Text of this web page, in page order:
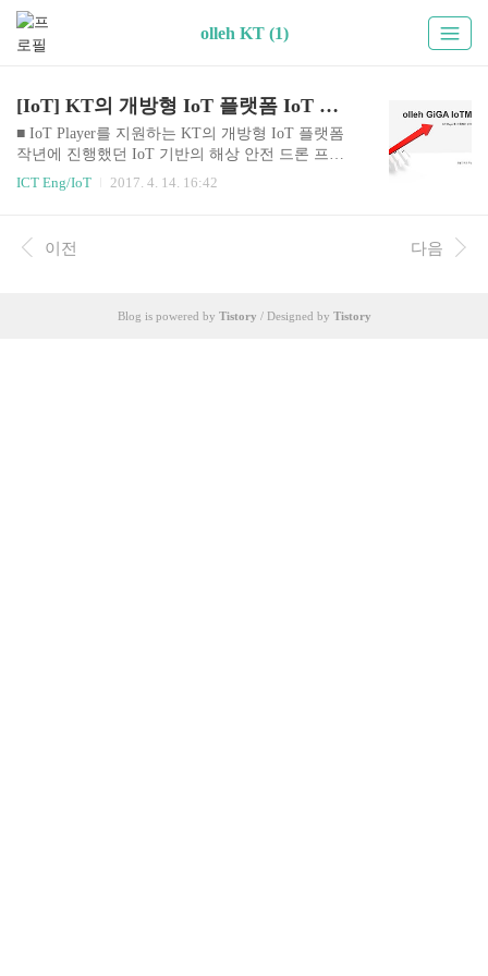
olleh KT (1)
[IoT] KT의 개방형 IoT 플랫폼 IoT Makers 소개
■ IoT Player를 지원하는 KT의 개방형 IoT 플랫폼
작년에 진행했던 IoT 기반의 해상 안전 드론 프로
젝트(SAFER)를 진행하면서 사용했던 KT사의 개
방형 IoT플랫폼에 대해서 설명하고자 한다. 팀원들
을 직접 학습하고 비교해 본 결과 KT의 IoT플랫폼
을 선정했으며, IoTMakers의 메인페이지에 가보면
플랫폼에 대해서 몰랐던 사용자를 위한 자세한 설
ICT Eng/IoT 2017. 4. 14. 16:42
이전 다음
Blog is powered by Tistory / Designed by Tistory